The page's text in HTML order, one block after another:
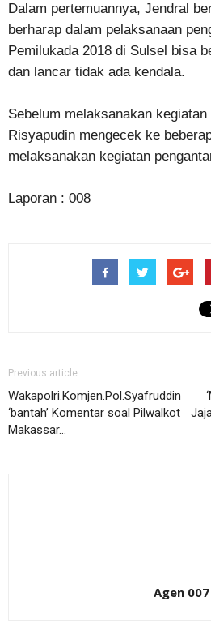
Dalam pertemuannya, Jendral
berharap dalam pelaksanaan
Pemilukada 2018 di Sulsel bisa
dan lancar tidak ada kendala.
Sebelum melaksanakan
Risyapudin mengecek ke
melaksanakan kegiatan
Laporan : 008
Previous article
Wakapolri.Komjen.Pol.Syafruddin
‘bantah’ Komentar soal Pilwalkot
Makassar…
Agen 007